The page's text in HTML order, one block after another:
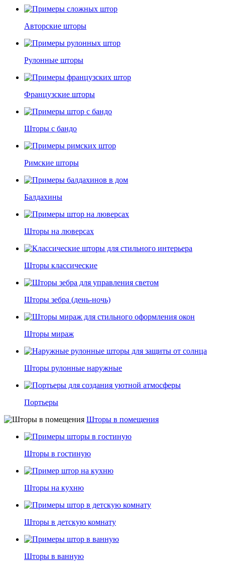
Авторские шторы
Рулонные шторы
Французские шторы
Шторы с бандо
Римские шторы
Балдахины
Шторы на люверсах
Шторы классические
Шторы зебра (день-ночь)
Шторы мираж
Шторы рулонные наружные
Портьеры
Шторы в помещения
Шторы в гостиную
Шторы на кухню
Шторы в детскую комнату
Шторы в ванную